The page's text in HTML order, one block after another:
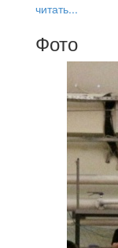
читать...
Фото